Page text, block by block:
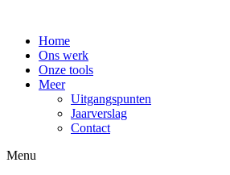
Home
Ons werk
Onze tools
Meer
Uitgangspunten
Jaarverslag
Contact
Menu